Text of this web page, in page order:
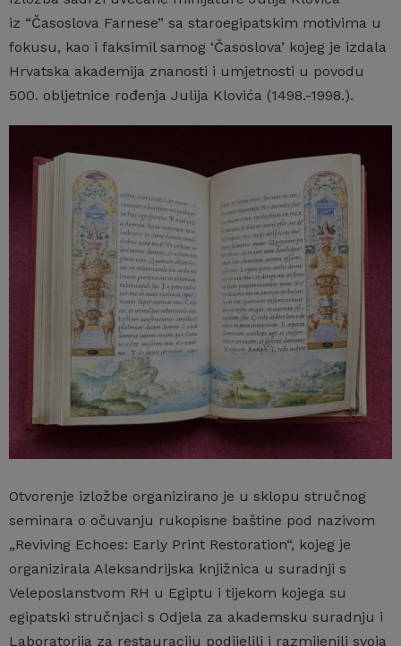
iz “Časoslova Farnese” sa staroegipatskim motivima u
fokusu, kao i faksimil samog ‘Časoslova’ kojeg je izdala
Hrvatska akademija znanosti i umjetnosti u povodu
500. obljetnice rođenja Julija Klovića (1498.-1998.).
Otvorenje izložbe organizirano je u sklopu stručnog
seminara o očuvanju rukopisne baštine pod nazivom
„Reviving Echoes: Early Print Restoration“, kojeg je
organizirala Aleksandrijska knjižnica u suradnji s
Veleposlanstvom RH u Egiptu i tijekom kojega su
egipatski stručnjaci s Odjela za akademsku suradnju i
Laboratorija za restauraciju podijelili i razmijenili svoja